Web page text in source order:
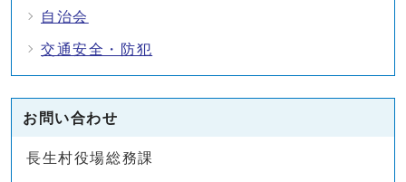
自治会
交通安全・防犯
お問い合わせ
長生村役場総務課